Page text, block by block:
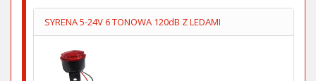
SYRENA 5-24V 6 TONOWA 120dB Z LEDAMI